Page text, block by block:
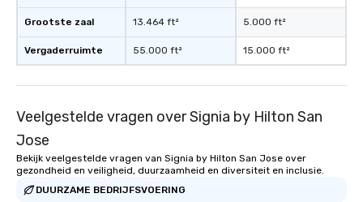
Grootste zaal
Vergaderruimte
13.464 ft²
55.000 ft²
5.000 ft²
15.000 ft²
Veelgestelde vragen over Signia by Hilton San
Jose
Bekijk veelgestelde vragen van Signia by Hilton San Jose over
gezondheid en veiligheid, duurzaamheid en diversiteit en inclusie.
DUURZAME BEDRIJFSVOERING